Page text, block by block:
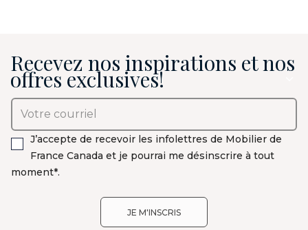
Recevez nos inspirations et nos
offres exclusives!
J’accepte de recevoir les infolettres de Mobilier de
France Canada et je pourrai me désinscrire à tout
moment*.